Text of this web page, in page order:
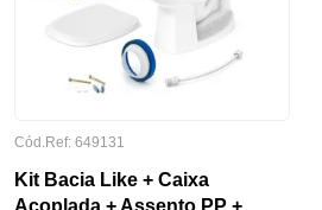
Cód.Ref: 649131
Kit Bacia Like + Caixa
Acoplada + Assento PP +